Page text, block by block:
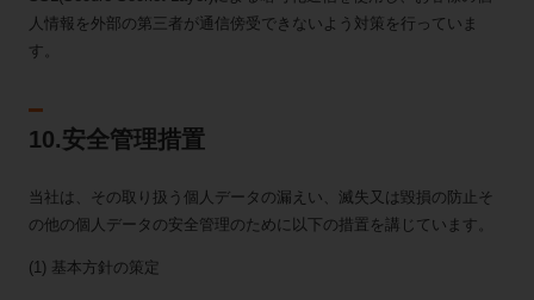
人情報を外部の第三者が通信傍受できないよう対策を行っていま
す。
10.安全管理措置
当社は、その取り扱う個人データの漏えい、滅失又は毀損の防止そ
の他の個人データの安全管理のために以下の措置を講じています。
(1) 基本方針の策定